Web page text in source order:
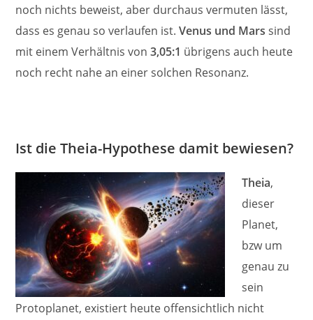
noch nichts beweist, aber durchaus vermuten lässt,
dass es genau so verlaufen ist.Venus und Mars sind
mit einem Verhältnis von3,05:1 übrigens auch heute
noch recht nahe an einer solchen Resonanz.
Ist die Theia-Hypothese damit bewiesen?
Theia,
dieser
Planet,
bzw um
genau zu
sein
Protoplanet, existiert heute offensichtlich nicht